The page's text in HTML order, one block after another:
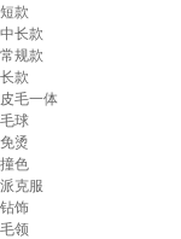
短款
中长款
常规款
长款
皮毛一体
毛球
免烫
撞色
派克服
钻饰
毛领